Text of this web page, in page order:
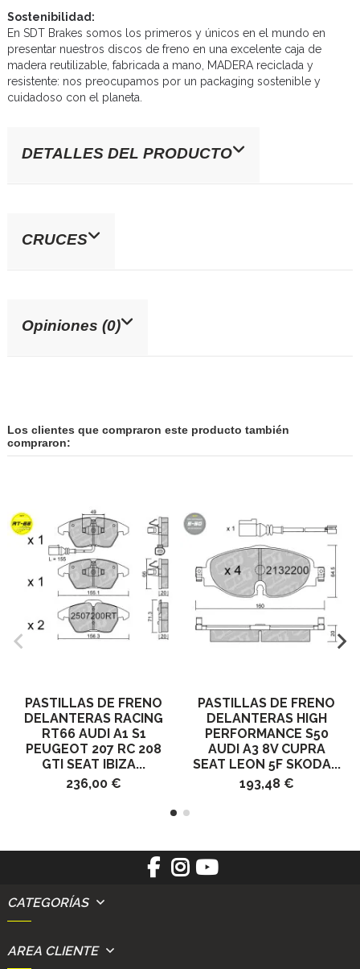
Sostenibilidad:
En SDT Brakes somos los primeros y únicos en el mundo en
presentar nuestros discos de freno en una excelente caja de
madera reutilizable, fabricada a mano, MADERA reciclada y
resistente: nos preocupamos por un packaging sostenible y
cuidadoso con el planeta.
DETALLES DEL PRODUCTO
CRUCES
Opiniones (0)
Los clientes que compraron este producto también
compraron:
PASTILLAS DE FRENO
DELANTERAS RACING
RT66 AUDI A1 S1
PEUGEOT 207 RC 208
GTI SEAT IBIZA...
236,00 €
PASTILLAS DE FRENO
DELANTERAS HIGH
PERFORMANCE S50
AUDI A3 8V CUPRA
SEAT LEON 5F SKODA...
193,48 €
CATEGORÍAS
AREA CLIENTE